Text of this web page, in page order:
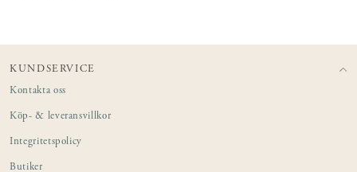
KUNDSERVICE
Kontakta oss
Köp- & leveransvillkor
Integritetspolicy
Butiker